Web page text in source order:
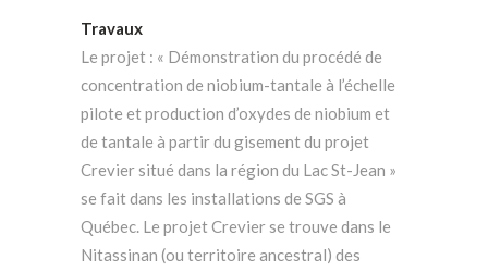
Travaux
Le projet : « Démonstration du procédé de
concentration de niobium-tantale à l’échelle
pilote et production d’oxydes de niobium et
de tantale à partir du gisement du projet
Crevier situé dans la région du Lac St-Jean »
se fait dans les installations de SGS à
Québec. Le projet Crevier se trouve dans le
Nitassinan (ou territoire ancestral) des